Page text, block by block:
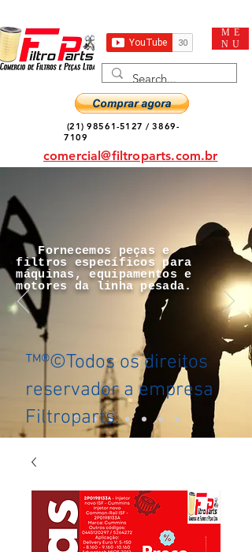
ME
NU
(21) 98561-5127 /3869-
7109
comercial@filtroparts.com.br
Fornecemos peças e
filtros específicos para
máquinas, equipamentos e
motores da linha pesada.
™®©Todos os direitos
reservador a empresa
Filtroparts.